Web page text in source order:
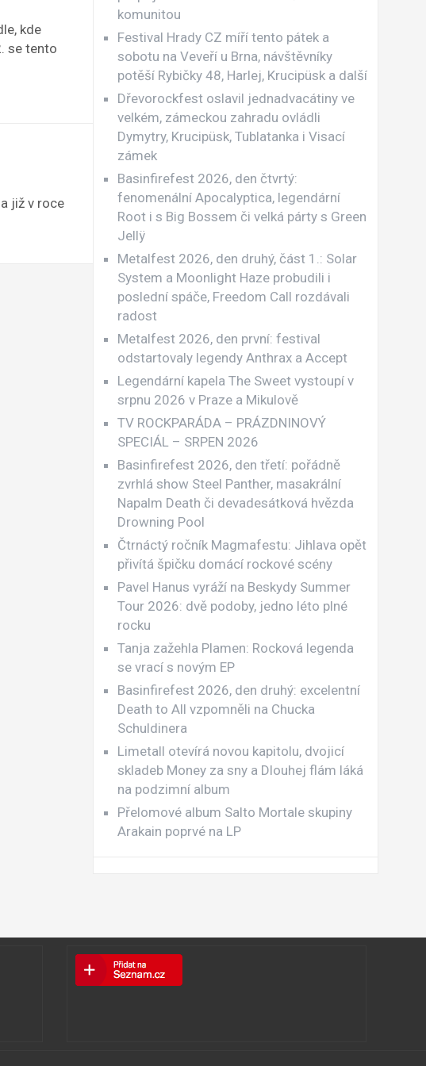
kde
se tento
již v roce
komunitou
Festival Hrady CZ míří tento pátek a
sobotu na Veveří u Brna, návštěvníky
potěší Rybičky 48, Harlej, Krucipüsk a další
Dřevorockfest oslavil jednadvacátiny ve
velkém, zámeckou zahradu ovládli
Dymytry, Krucipüsk, Tublatanka i Visací
zámek
Basinfirefest 2026, den čtvrtý:
fenomenální Apocalyptica, legendární
Root i s Big Bossem či velká párty s Green
Jellÿ
Metalfest 2026, den druhý, část 1.: Solar
System a Moonlight Haze probudili i
poslední spáče, Freedom Call rozdávali
radost
Metalfest 2026, den první: festival
odstartovaly legendy Anthrax a Accept
Legendární kapela The Sweet vystoupí v
srpnu 2026 v Praze a Mikulově
TV ROCKPARÁDA – PRÁZDNINOVÝ
SPECIÁL – SRPEN 2026
Basinfirefest 2026, den třetí: pořádně
zvrhlá show Steel Panther, masakrální
Napalm Death či devadesátková hvězda
Drowning Pool
Čtrnáctý ročník Magmafestu: Jihlava opět
přivítá špičku domácí rockové scény
Pavel Hanus vyráží na Beskydy Summer
Tour 2026: dvě podoby, jedno léto plné
rocku
Tanja zažehla Plamen: Rocková legenda
se vrací s novým EP
Basinfirefest 2026, den druhý: excelentní
Death to All vzpomněli na Chucka
Schuldinera
Limetall otevírá novou kapitolu, dvojicí
skladeb Money za sny a Dlouhej flám láká
na podzimní album
Přelomové album Salto Mortale skupiny
Arakain poprvé na LP